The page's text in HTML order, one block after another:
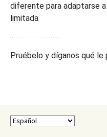
diferente para adaptarse
limitada
Pruébelo y díganos qué le